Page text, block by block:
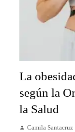
La
según la
la Salud
Camila Santacruz